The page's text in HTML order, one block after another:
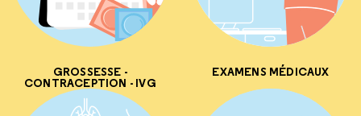
GROSSESSE -
CONTRACEPTION - IVG
EXAMENS MÉDICAUX